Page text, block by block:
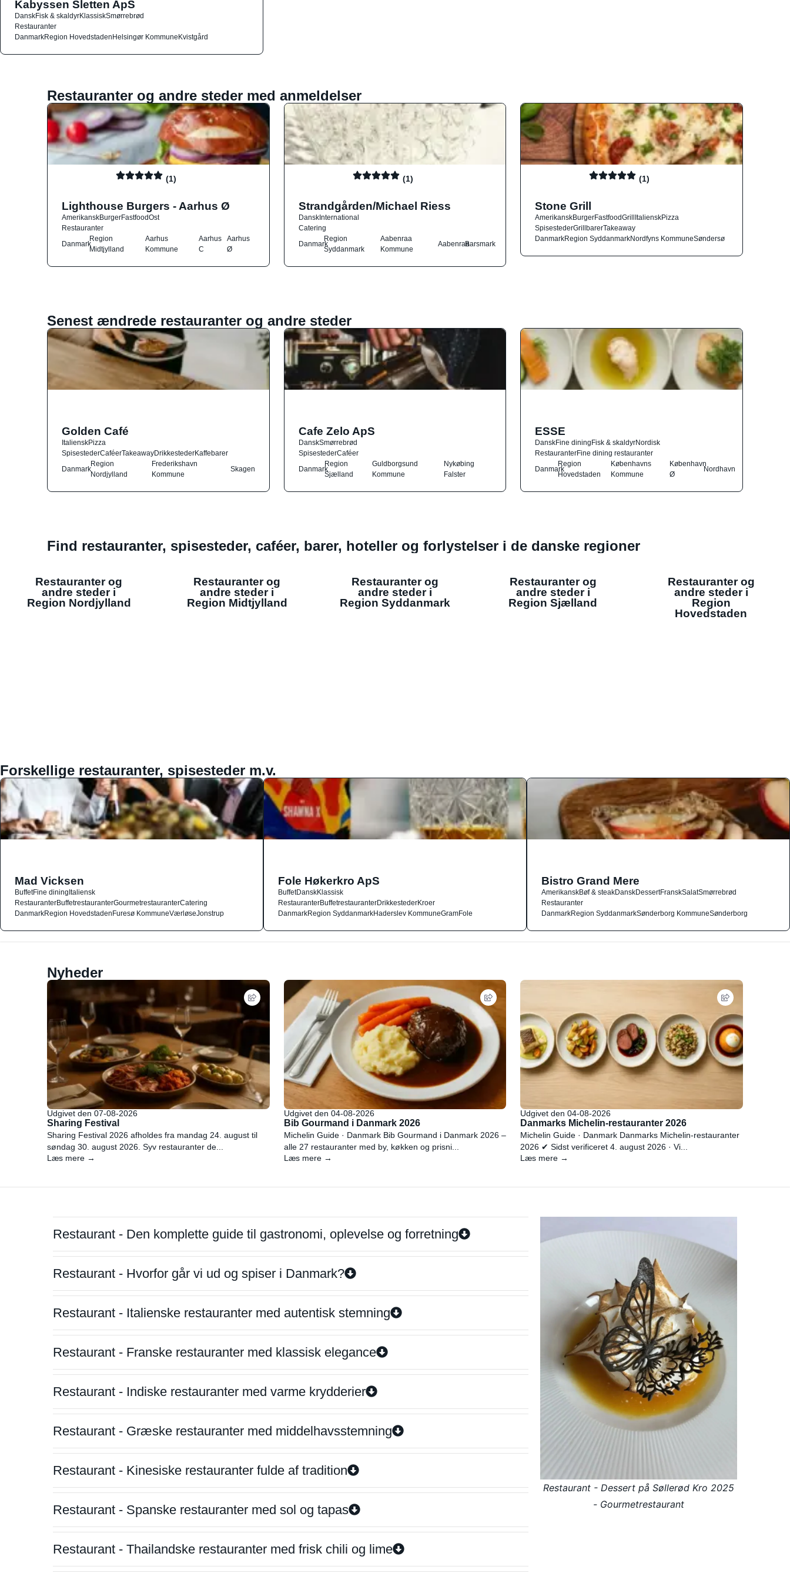
Kabyssen Sletten ApS
DanskFisk & skaldyrKlassiskSmørrebrød
Restauranter
DanmarkRegion HovedstadenHelsingør KommuneKvistgård
Restauranter og andre steder med anmeldelser
(1)
Lighthouse Burgers - Aarhus Ø
AmerikanskBurgerFastfoodOst
Restauranter
Danmark
Region
Midtjylland
Aarhus
Kommune
Aarhus
C
Aarhus
Ø
(1)
Strandgården/Michael Riess
DanskInternational
Catering
Danmark
Region
Syddanmark
Aabenraa
Kommune
AabenraaBarsmark
(1)
Stone Grill
AmerikanskBurgerFastfoodGrillItalienskPizza
SpisestederGrillbarerTakeaway
DanmarkRegion SyddanmarkNordfyns KommuneSøndersø
Senest ændrede restauranter og andre steder
Golden Café
ItalienskPizza
SpisestederCaféerTakeawayDrikkestederKaffebarer
Danmark
Region
Nordjylland
Frederikshavn
Kommune
Skagen
Cafe Zelo ApS
DanskSmørrebrød
SpisestederCaféer
Danmark
Region
Sjælland
Guldborgsund
Kommune
Nykøbing
Falster
ESSE
DanskFine diningFisk & skaldyrNordisk
RestauranterFine dining restauranter
Danmark
Region
Hovedstaden
Københavns
Kommune
København
Ø
Nordhavn
Find restauranter, spisesteder, caféer, barer, hoteller og forlystelser i de danske regioner
Restauranter og
andre steder i
Region Nordjylland
Restauranter og
andre steder i
Region Midtjylland
Restauranter og
andre steder i
Region Syddanmark
Restauranter og
andre steder i
Region Sjælland
Restauranter og
andre steder i
Region
Hovedstaden
Forskellige restauranter, spisesteder m.v.
Mad Vicksen
BuffetFine diningItaliensk
RestauranterBuffetrestauranterGourmetrestauranterCatering
DanmarkRegion HovedstadenFuresø KommuneVærløseJonstrup
Fole Høkerkro ApS
BuffetDanskKlassisk
RestauranterBuffetrestauranterDrikkestederKroer
DanmarkRegion SyddanmarkHaderslev KommuneGramFole
Bistro Grand Mere
AmerikanskBøf & steakDanskDessertFranskSalatSmørrebrød
Restauranter
DanmarkRegion SyddanmarkSønderborg KommuneSønderborg
Nyheder
Udgivet den 07-08-2026
Sharing Festival
Sharing Festival 2026 afholdes fra mandag 24. august til
søndag 30. august 2026. Syv restauranter de...
Læs mere →
Udgivet den 04-08-2026
Bib Gourmand i Danmark 2026
Michelin Guide · Danmark Bib Gourmand i Danmark 2026 –
alle 27 restauranter med by, køkken og prisni...
Læs mere →
Udgivet den 04-08-2026
Danmarks Michelin-restauranter 2026
Michelin Guide · Danmark Danmarks Michelin-restauranter
2026 ✔ Sidst verificeret 4. august 2026 · Vi...
Læs mere →
Restaurant - Den komplette guide til gastronomi, oplevelse og forretning
Restaurant - Hvorfor går vi ud og spiser i Danmark?
Restaurant - Italienske restauranter med autentisk stemning
Restaurant - Franske restauranter med klassisk elegance
Restaurant - Indiske restauranter med varme krydderier
Restaurant - Græske restauranter med middelhavsstemning
Restaurant - Kinesiske restauranter fulde af tradition
Restaurant - Spanske restauranter med sol og tapas
Restaurant - Thailandske restauranter med frisk chili og lime
Restaurant - Dessert på Søllerød Kro 2025
- Gourmetrestaurant